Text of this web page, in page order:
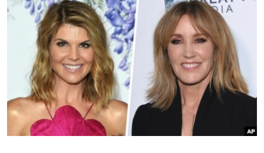
فرهنگ و زندگی
حقوق شهروندی
اقتصادی
علم و فناوری
اسرائیل در جنگ
آرشیو پخش زنده
مستندها
انتخابات ریاست جمهوری آمریکا ۲۰۲۴
حمله جمهوری اسلامی به اسرائیل
رمز مهسا
ورزش زنان در ایران
اعتراضات زن، زندگی، آزادی
مجموعه مستندهای دادخواهی
دنبال کنید
زبانهای مختلف